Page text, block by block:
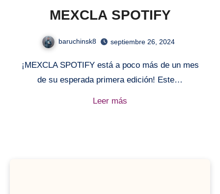
MEXCLA SPOTIFY
baruchinsk8 septiembre 26, 2024
¡MEXCLA SPOTIFY está a poco más de un mes
de su esperada primera edición! Este…
Leer más